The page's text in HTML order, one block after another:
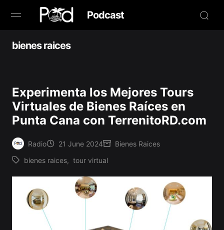
Podcast
Browse
News
Studio
Radio Live
Creators
bienes raices
Experimenta los Mejores Tours
Virtuales de Bienes Raíces en
Punta Cana con TerrenitoRD.com
Posted
by
Radio 21 June 2024
Posted
in
Bienes Raices
Tags:
bienes raices, tour virtual